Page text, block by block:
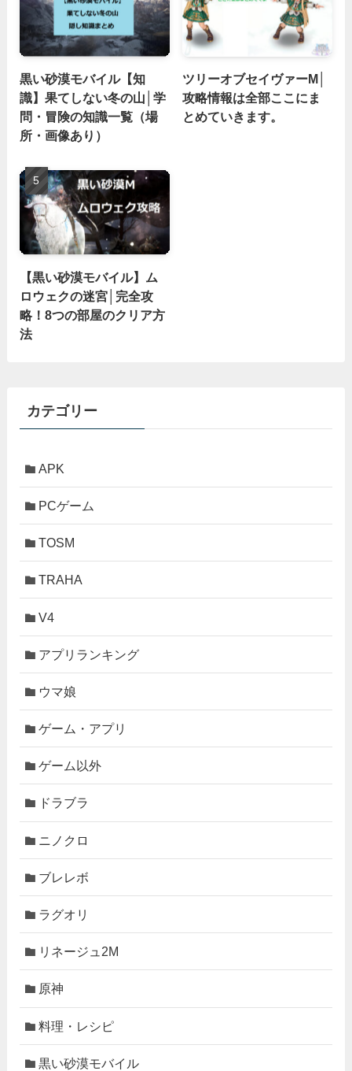
黒い砂漠モバイル【知
識】果てしない冬の山│学
問・冒険の知識一覧（場
所・画像あり）
ツリーオブセイヴァーM│
攻略情報は全部ここにま
とめていきます。
【黒い砂漠モバイル】ム
ロウェクの迷宮│完全攻
略！8つの部屋のクリア方
法
カテゴリー
APK
PCゲーム
TOSM
TRAHA
V4
アプリランキング
ウマ娘
ゲーム・アプリ
ゲーム以外
ドラブラ
ニノクロ
ブレレボ
ラグオリ
リネージュ2M
原神
料理・レシピ
黒い砂漠モバイル